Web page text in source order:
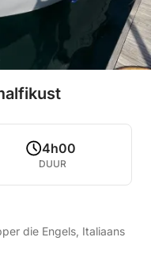
4h00
DUUR
die Engels, Italiaans